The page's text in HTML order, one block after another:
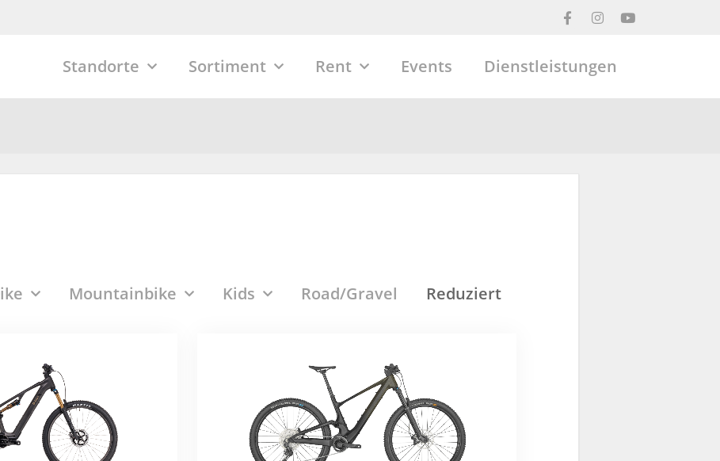
Standorte Sortiment Rent Events Dienstleistungen
Mountainbike Kids Road/Gravel Reduziert